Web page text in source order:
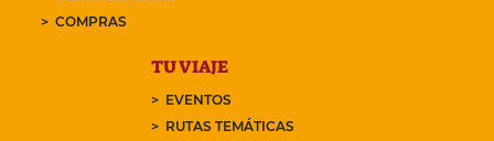
COMPRAS
TU VIAJE
EVENTOS
RUTAS TEMÁTICAS